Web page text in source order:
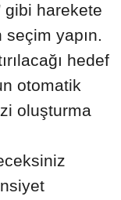
gibi harekete
yapın.
hedef
otomatik
oluşturma